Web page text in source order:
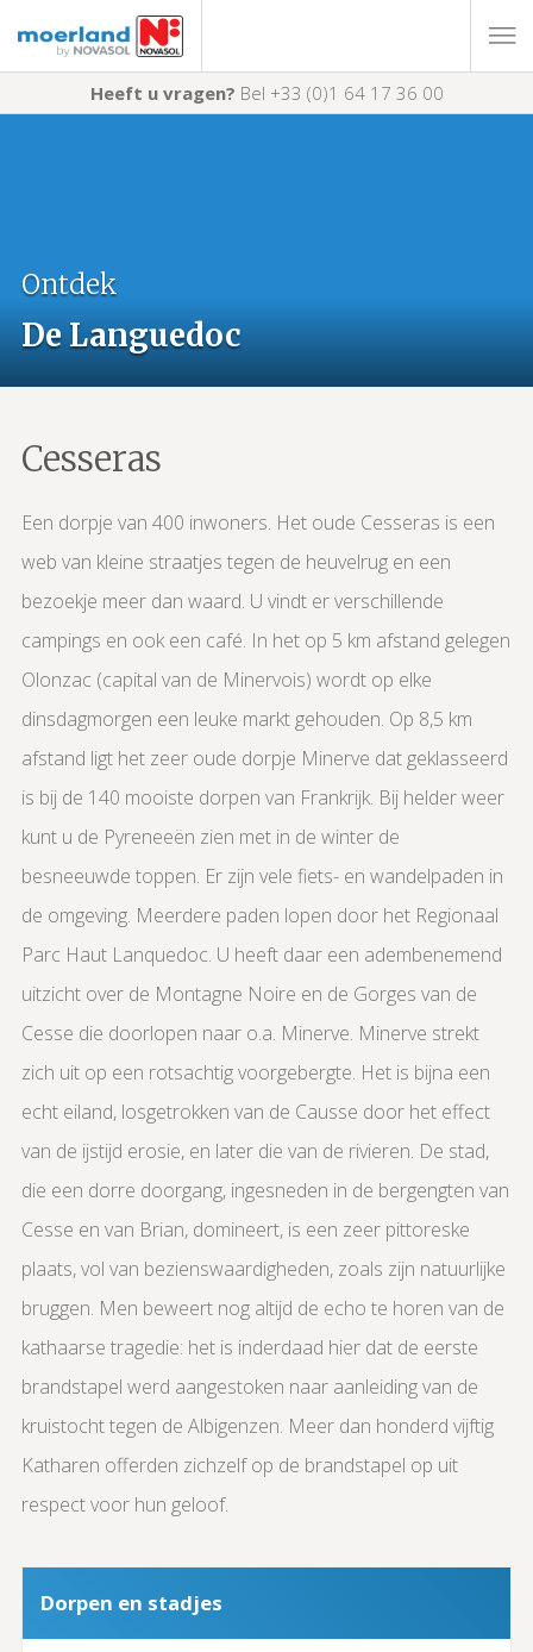
Heeft u vragen? Bel +33 (0)1 64 17 36 00
Ontdek
De Languedoc
Cesseras
Een dorpje van 400 inwoners. Het oude Cesseras is een
web van kleine straatjes tegen de heuvelrug en een
bezoekje meer dan waard. U vindt er verschillende
campings en ook een café. In het op 5 km afstand gelegen
Olonzac (capital van de Minervois) wordt op elke
dinsdagmorgen een leuke markt gehouden. Op 8,5 km
afstand ligt het zeer oude dorpje Minerve dat geklasseerd
is bij de 140 mooiste dorpen van Frankrijk. Bij helder weer
kunt u de Pyreneeën zien met in de winter de
besneeuwde toppen. Er zijn vele fiets- en wandelpaden in
de omgeving. Meerdere paden lopen door het Regionaal
Parc Haut Lanquedoc. U heeft daar een adembenemend
uitzicht over de Montagne Noire en de Gorges van de
Cesse die doorlopen naar o.a. Minerve. Minerve strekt
zich uit op een rotsachtig voorgebergte. Het is bijna een
echt eiland, losgetrokken van de Causse door het effect
van de ijstijd erosie, en later die van de rivieren. De stad,
die een dorre doorgang, ingesneden in de bergengten van
Cesse en van Brian, domineert, is een zeer pittoreske
plaats, vol van bezienswaardigheden, zoals zijn natuurlijke
bruggen. Men beweert nog altijd de echo te horen van de
kathaarse tragedie: het is inderdaad hier dat de eerste
brandstapel werd aangestoken naar aanleiding van de
kruistocht tegen de Albigenzen. Meer dan honderd vijftig
Katharen offerden zichzelf op de brandstapel op uit
respect voor hun geloof.
Dorpen en stadjes